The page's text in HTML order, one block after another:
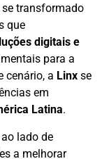
transformado
que
digitais e
para a
cenário, a Linx se
em
Latina.
lado de
a melhorar